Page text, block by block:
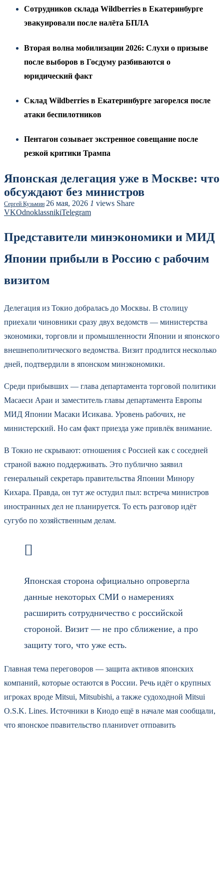
Сотрудников склада Wildberries в Екатеринбурге
эвакуировали после налёта БПЛА
Вторая волна мобилизации 2026: Слухи о призыве
после выборов в Госдуму разбиваются о
юридический факт
Склад Wildberries в Екатеринбурге загорелся после
атаки беспилотников
Пентагон созывает экстренное совещание после
резкой критики Трампа
Японская делегация уже в Москве: что
обсуждают без министров
Сергей Кузьмин 26 мая, 2026 1 views Share
VKOdnoklassnikiTelegram
Представители минэкономики и МИД
Японии прибыли в Россию с рабочим
визитом
Делегация из Токио добралась до Москвы. В столицу
приехали чиновники сразу двух ведомств — министерства
экономики, торговли и промышленности Японии и японского
внешнеполитического ведомства. Визит продлится несколько
дней, подтвердили в японском минэкономики.
Среди прибывших — глава департамента торговой политики
Масаеси Араи и заместитель главы департамента Европы
МИД Японии Масаки Исикава. Уровень рабочих, не
министерский. Но сам факт приезда уже привлёк внимание.
В Токио не скрывают: отношения с Россией как с соседней
страной важно поддерживать. Это публично заявил
генеральный секретарь правительства Японии Минору
Кихара. Правда, он тут же остудил пыл: встреча министров
иностранных дел не планируется. То есть разговор идёт
сугубо по хозяйственным делам.
Японская сторона официально опровергла
данные некоторых СМИ о намерениях
расширить сотрудничество с российской
стороной. Визит — не про сближение, а про
защиту того, что уже есть.
Главная тема переговоров — защита активов японских
компаний, которые остаются в России. Речь идёт о крупных
игроках вроде Mitsui, Mitsubishi, а также судоходной Mitsui
O.S.K. Lines. Источники в Киодо ещё в начале мая сообщали,
что японское правительство планирует отправить